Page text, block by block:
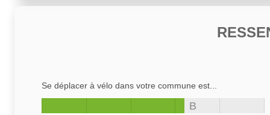
Se déplacer à vélo dans votre commune est...
B